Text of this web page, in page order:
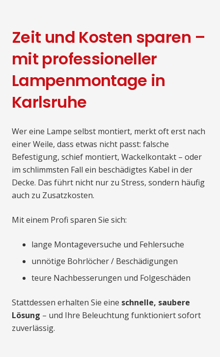
Zeit und Kosten sparen –
mit professioneller
Lampenmontage in
Karlsruhe
Wer eine Lampe selbst montiert, merkt oft erst nach
einer Weile, dass etwas nicht passt: falsche
Befestigung, schief montiert, Wackelkontakt – oder
im schlimmsten Fall ein beschädigtes Kabel in der
Decke. Das führt nicht nur zu Stress, sondern häufig
auch zu Zusatzkosten.
Mit einem Profi sparen Sie sich:
lange Montageversuche und Fehlersuche
unnötige Bohrlöcher / Beschädigungen
teure Nachbesserungen und Folgeschäden
Stattdessen erhalten Sie eine schnelle, saubere
Lösung – und Ihre Beleuchtung funktioniert sofort
zuverlässig.